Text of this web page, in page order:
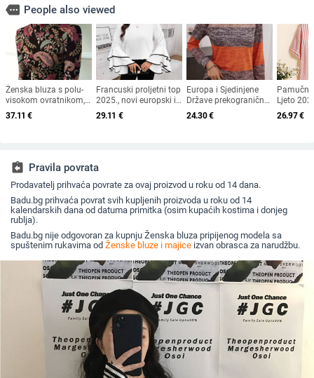
more People also viewed
Ženska bluza s polu-
visokom ovratnikom,
dugi rukavi, poliester,
otisak, jesen 2024
37.11 €
Francuski proljetni top
2025., novi europski i
američki modni dizajn
s visokim rogom i
vanjsku trgovinu
29.11 €
Europa i Sjedinjene
Države prekogranična
proljetna i jesenska
nova TEMU Amazon
24.30€
Pamučni
Ljeto
veličina
kardigan
26.97€
assignment_return Pravila povrata
Prodavatelj prihvaća povrate za ovaj proizvod u roku od 14 dana.
Badu.bg prihvaća povrat svih kupljenih proizvoda u roku od 14
kalendarskih dana od datuma primitka (osim kupaćih kostima i donjeg
rublja).
Badu.bg nije odgovoran za kupnju Ženska bluza pripijenog modela sa
spuštenim rukavima od Ženske bluze i majice izvan obrasca za narudžbu.